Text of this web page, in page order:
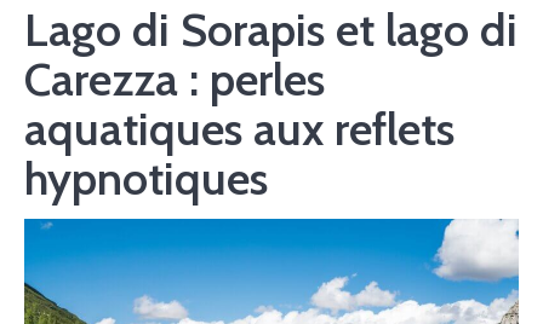
Lago di Sorapis et lago di
Carezza : perles
aquatiques aux reflets
hypnotiques